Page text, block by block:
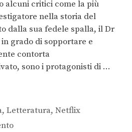
alcuni critici come la più
nella storia del
dalla sua fedele spalla, il Dr
in grado di sopportare e
contorta
sono i protagonisti di …
,Letteratura,Netflix